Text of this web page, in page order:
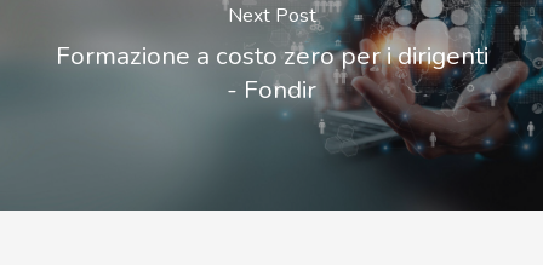
Next Post
Formazione a costo zero per i dirigenti
- Fondir